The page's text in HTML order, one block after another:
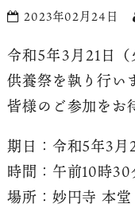
2023年02月24日
令和5年3月21日
供養祭を執り行い
皆様のご参加をお
期日：令和5年3月
時間：午前10時30
場所：妙円寺 本堂